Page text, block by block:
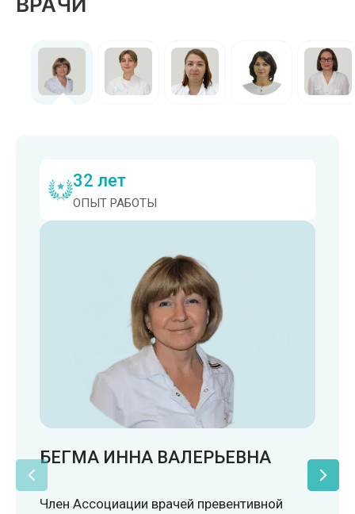
32 лет
ОПЫТ РАБОТЫ
БЕГМА ИННА ВАЛЕРЬЕВНА
Член Ассоциации врачей превентивной